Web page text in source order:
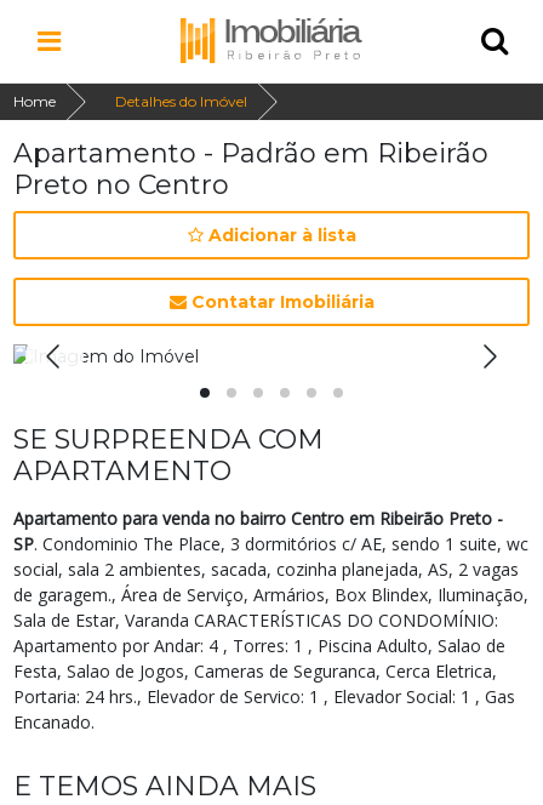
Home Detalhes do Imóvel
Apartamento - Padrão em Ribeirão
Preto no Centro
Adicionar à lista
Contatar Imobiliária
SE SURPREENDA COM
APARTAMENTO
Apartamento para venda no bairro Centro em Ribeirão Preto -
SP. Condominio The Place, 3 dormitórios c/ AE, sendo 1 suite, wc
social, sala 2 ambientes, sacada, cozinha planejada, AS, 2 vagas
de garagem., Área de Serviço, Armários, Box Blindex, Iluminação,
Sala de Estar, Varanda CARACTERÍSTICAS DO CONDOMÍNIO:
Apartamento por Andar: 4 , Torres: 1 , Piscina Adulto, Salao de
Festa, Salao de Jogos, Cameras de Seguranca, Cerca Eletrica,
Portaria: 24 hrs., Elevador de Servico: 1 , Elevador Social: 1 , Gas
Encanado.
E TEMOS AINDA MAIS